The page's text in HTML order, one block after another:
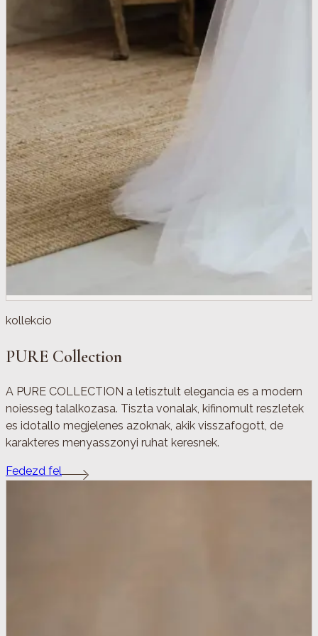
kollekcio
PURE Collection
A PURE COLLECTION a letisztult elegancia es a modern
noiesseg talalkozasa. Tiszta vonalak, kifinomult reszletek
es idotallo megjelenes azoknak, akik visszafogott, de
karakteres menyasszonyi ruhat keresnek.
Fedezd fel